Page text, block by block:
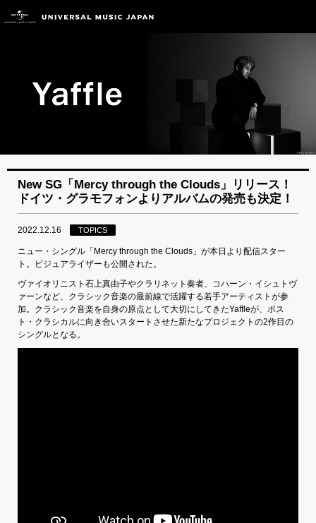
New SG「Mercy through the Clouds」リリース！
ドイツ・グラモフォンよりアルバムの発売も決定！
2022.12.16 TOPICS
ニュー・シングル「Mercy through the Clouds」が本日より配信スター
ト。ビジュアライザーも公開された。
ヴァイオリニスト石上真由子やクラリネット奏者、コハーン・イシュトヴ
ァーンなど、クラシック音楽の最前線で活躍する若手アーティストが参
加。クラシック音楽を自身の原点として大切にしてきたYaffleが、ポス
ト・クラシカルに向き合いスタートさせた新たなプロジェクトの2作目の
シングルとなる。